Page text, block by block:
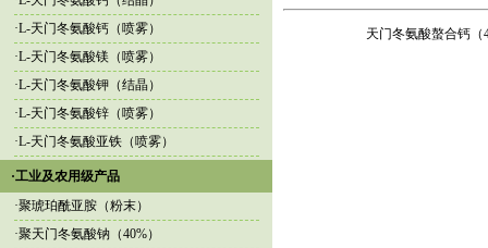
·L-天门冬氨酸钙（喷雾）
·L-天门冬氨酸镁（喷雾）
·L-天门冬氨酸钾（结晶）
·L-天门冬氨酸锌（喷雾）
·L-天门冬氨酸亚铁（喷雾）
·工业及农用级产品
·聚琥珀酰亚胺（粉末）
·聚天门冬氨酸钠（40%）
天门冬氨酸螯合钙（